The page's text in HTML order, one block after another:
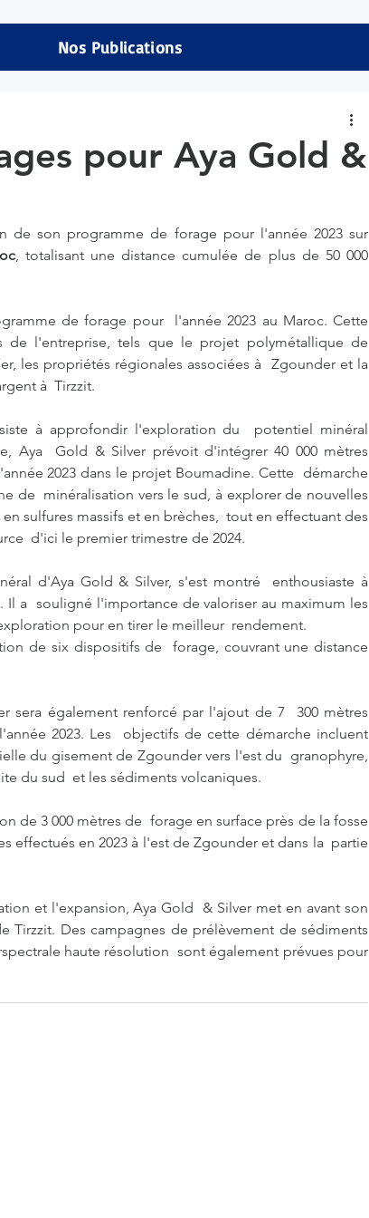
Nos Publications
pour Aya Gold &
son programme de forage pour l'année 2023 sur
, totalisant une distance cumulée de plus de 50 000
de forage pour  l'année 2023 au Maroc. Cette
de l'entreprise, tels que le projet polymétallique de
les propriétés régionales associées à  Zgounder et la
à  Tirzzit.
à approfondir l'exploration du  potentiel minéral
Aya  Gold & Silver prévoit d'intégrer 40 000 mètres
2023 dans le projet Boumadine. Cette  démarche
de  minéralisation vers le sud, à explorer de nouvelles
sulfures massifs et en brèches,  tout en effectuant des
d'ici le premier trimestre de 2024.
d'Aya Gold & Silver, s'est montré  enthousiaste à
a  souligné l'importance de valoriser au maximum les
pour en tirer le meilleur  rendement.
de six dispositifs de  forage, couvrant une distance
sera également renforcé par l'ajout de 7  300 mètres
2023. Les  objectifs de cette démarche incluent
du gisement de Zgounder vers l'est du  granophyre,
du sud  et les sédiments volcaniques.
de 3 000 mètres de  forage en surface près de la fosse
effectués en 2023 à l'est de Zgounder et dans la  partie
et l'expansion, Aya Gold  & Silver met en avant son
Tirzzit. Des campagnes de prélèvement de sédiments
haute résolution  sont également prévues pour